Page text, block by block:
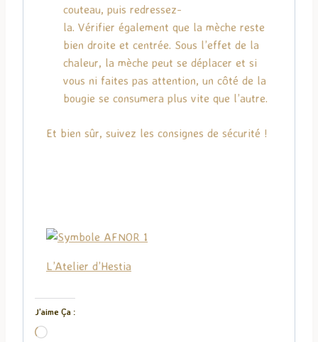
couteau, puis redressez-
la. Vérifier également que la mèche reste
bien droite et centrée. Sous l’effet de la
chaleur, la mèche peut se déplacer et si
vous ni faites pas attention, un côté de la
bougie se consumera plus vite que l’autre.
Et bien sûr, suivez les consignes de sécurité !
L’Atelier d’Hestia
J’aime Ça :
C